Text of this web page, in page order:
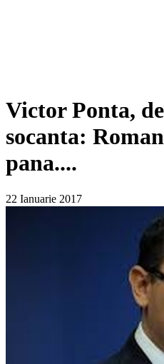
Victor Ponta,
socanta:
pana....
22 Ianuarie 2017